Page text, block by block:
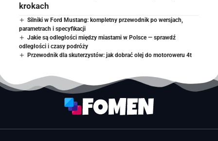
krokach
Silniki w Ford Mustang: kompletny przewodnik po wersjach,
parametrach i specyfikacji
Jakie są odległości między miastami w Polsce — sprawdź
odległości i czasy podróży
Przewodnik dla skuterzystów: jak dobrać olej do motoroweru 4t